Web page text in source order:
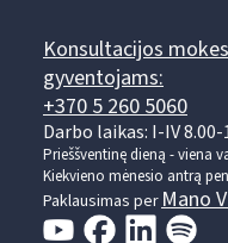
Konsultacijos
gyventojams:
+370 5 260 5060
Darbo laikas: I-IV 8.00-
Prieššventinę dieną - viena
Kiekvieno mėnesio antrą
Paklausimas per Mano